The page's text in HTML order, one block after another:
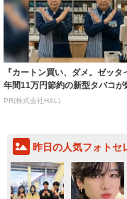
『カートン買い、ダメ。ゼッタ
年間11万円節約の新型タバコが
PR(株式会社HAL)
昨日の人気フォトセ